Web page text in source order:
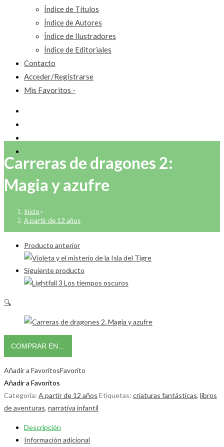
Índice de Títulos
Índice de Autores
Índice de Ilustradores
Índice de Editoriales
Contacto
Acceder/Registrarse
Mis Favoritos -
Carreras de dragones 2:
Magia y azufre
Inicio>
A partir de 12 años
Producto anterior
Siguiente producto
🔍
COMPRAR EN…
Añadir a FavoritosFavorito
Añadir a Favoritos
Categoría: A partir de 12 años Etiquetas: criaturas fantásticas, libros
de aventuras, narrativa infantil
Descripción
Información adicional